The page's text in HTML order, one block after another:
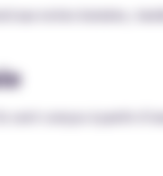
aux notes boisées,
conçus à partir